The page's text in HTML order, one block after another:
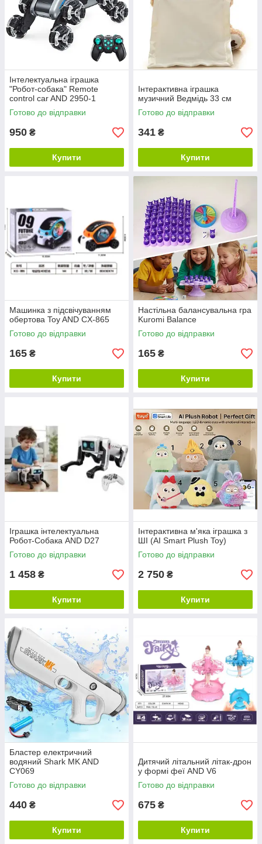
Інтелектуальна іграшка
"Робот-собака" Remote
control car AND 2950-1
Готово до відправки
950 ₴
Купити
Інтерактивна іграшка
музичний Ведмідь 33 см
Готово до відправки
341 ₴
Купити
Машинка з підсвічуванням
обертова Toy AND CX-865
Готово до відправки
165 ₴
Купити
Настільна балансувальна гра
Kuromi Balance
Готово до відправки
165 ₴
Купити
Іграшка інтелектуальна
Робот-Собака AND D27
Готово до відправки
1 458 ₴
Купити
Інтерактивна м'яка іграшка з
ШІ (AI Smart Plush Toy)
Готово до відправки
2 750 ₴
Купити
Бластер електричний
водяний Shark MK AND
CY069
Готово до відправки
440 ₴
Купити
Дитячий літальний літак-дрон
у формі феї AND V6
Готово до відправки
675 ₴
Купити